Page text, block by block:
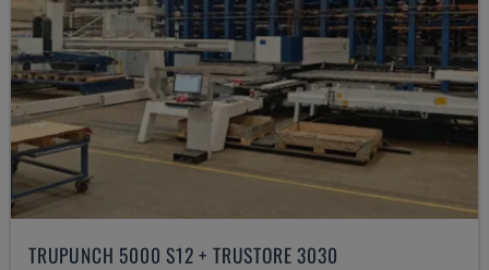
TRUPUNCH 5000 S12 + TRUSTORE 3030